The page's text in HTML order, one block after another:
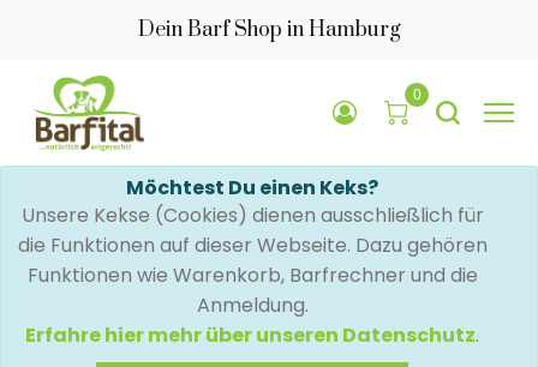
Dein Barf Shop in Hamburg
0
Möchtest Du einen Keks?
Unsere Kekse (Cookies) dienen ausschließlich für
die Funktionen auf dieser Webseite. Dazu gehören
Funktionen wie Warenkorb, Barfrechner und die
Anmeldung.
Erfahre hier mehr über unseren Datenschutz.